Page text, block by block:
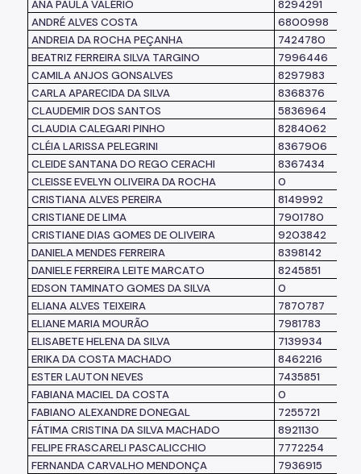
ANA PAULA VALÉRIO
8294291
ANDRÉ ALVES COSTA
6800998
ANDREIA DA ROCHA PEÇANHA
7424780
BEATRIZ FERREIRA SILVA TARGINO
7996446
CAMILA ANJOS GONSALVES
8297983
CARLA APARECIDA DA SILVA
8368376
CLAUDEMIR DOS SANTOS
5836964
CLAUDIA CALEGARI PINHO
8284062
CLÉIA LARISSA PELEGRINI
8367906
CLEIDE SANTANA DO REGO CERACHI
8367434
CLEISSE EVELYN OLIVEIRA DA ROCHA
0
CRISTIANA ALVES PEREIRA
8149992
CRISTIANE DE LIMA
7901780
CRISTIANE DIAS GOMES DE OLIVEIRA
9203842
DANIELA MENDES FERREIRA
8398142
DANIELE FERREIRA LEITE MARCATO
8245851
EDSON TAMINATO GOMES DA SILVA
0
ELIANA ALVES TEIXEIRA
7870787
ELIANE MARIA MOURÃO
7981783
ELISABETE HELENA DA SILVA
7139934
ERIKA DA COSTA MACHADO
8462216
ESTER LAUTON NEVES
7435851
FABIANA MACIEL DA COSTA
0
FABIANO ALEXANDRE DONEGAL
7255721
FÁTIMA CRISTINA DA SILVA MACHADO
8921130
FELIPE FRASCARELI PASCALICCHIO
7772254
FERNANDA CARVALHO MENDONÇA
7936915